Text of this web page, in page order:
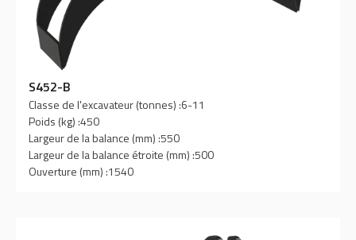
S452-B
Classe de l'excavateur (tonnes) :6-11
Poids (kg) :450
Largeur de la balance (mm) :550
Largeur de la balance étroite (mm) :500
Ouverture (mm) :1540